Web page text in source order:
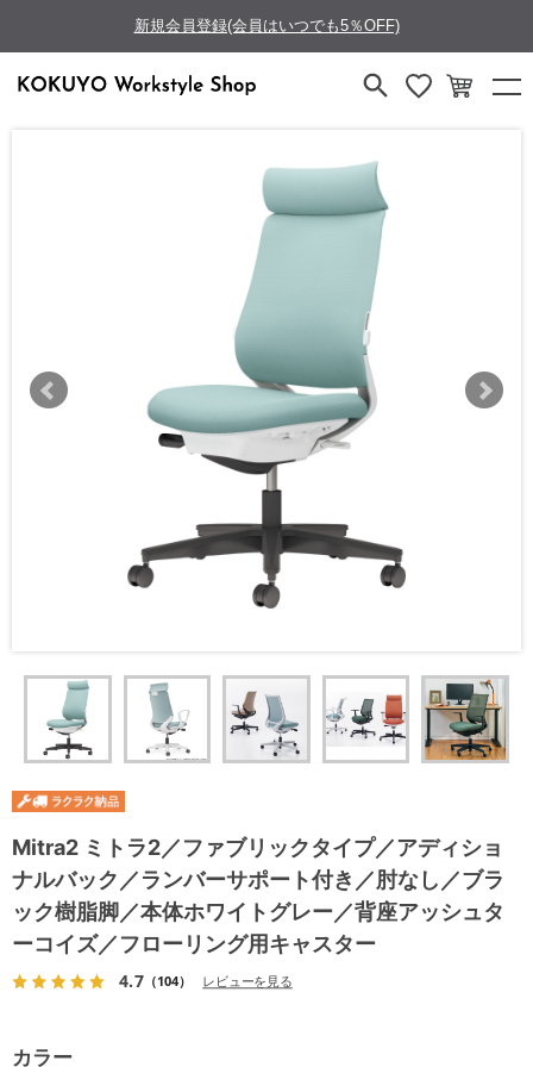
新規会員登録(会員はいつでも5％OFF)
Mitra2 ミトラ2／ファブリックタイプ／アディショ
ナルバック／ランバーサポート付き／肘なし／ブラ
ック樹脂脚／本体ホワイトグレー／背座アッシュタ
ーコイズ／フローリング用キャスター
4.7（104） レビューを見る
カラー